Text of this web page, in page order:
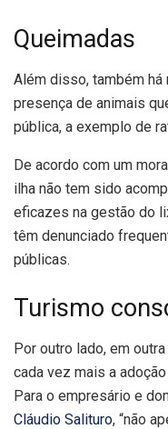
Queimadas
Além disso, também
presença de animais
pública, a exemplo de
De acordo com um
ilha não tem sido
eficazes na gestão do
têm denunciado
públicas.
Turismo
Por outro lado, em
cada vez mais a
Para o empresário e
Cláudio Salituro, “não